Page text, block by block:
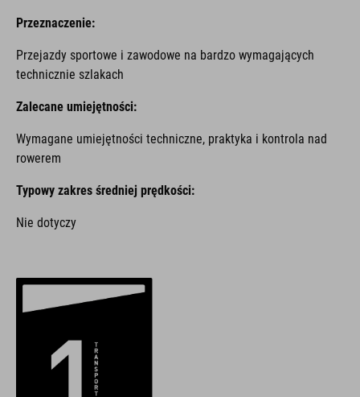
Przeznaczenie:
Przejazdy sportowe i zawodowe na bardzo wymagających
technicznie szlakach
Zalecane umiejętności:
Wymagane umiejętności techniczne, praktyka i kontrola nad
rowerem
Typowy zakres średniej prędkości:
Nie dotyczy